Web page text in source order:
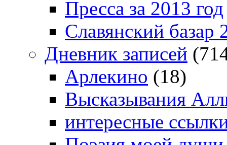
Пресса за 2013 год
Славянский базар
Дневник записей
Арлекино (18)
Высказывания
интересные